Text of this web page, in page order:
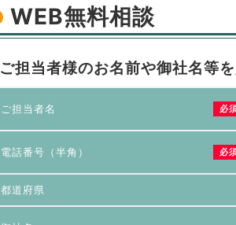
WEB無料相談
ご担当者様のお名前や御社名等
ご担当者名 必
電話番号（半角） 必
都道府県